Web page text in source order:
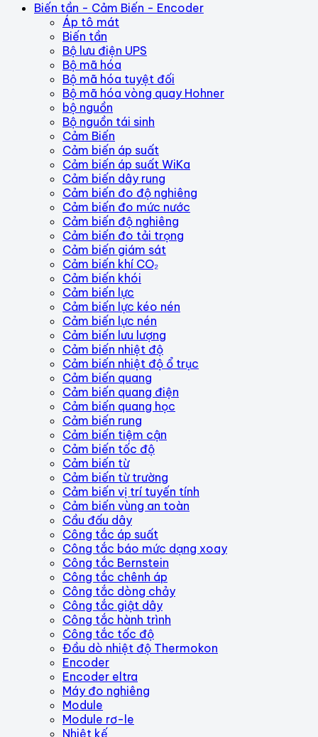
Biến tần - Cảm Biến - Encoder
Áp tô mát
Biến tần
Bộ lưu điện UPS
Bộ mã hóa
Bộ mã hóa tuyệt đối
Bộ mã hóa vòng quay Hohner
bộ nguồn
Bộ nguồn tái sinh
Cảm Biến
Cảm biến áp suất
Cảm biến áp suất WiKa
Cảm biến dây rung
Cảm biến đo độ nghiêng
Cảm biến đo mức nước
Cảm biến độ nghiêng
Cảm biến đo tải trọng
Cảm biến giám sát
Cảm biến khí CO₂
Cảm biến khói
Cảm biến lực
Cảm biến lực kéo nén
Cảm biến lực nén
Cảm biến lưu lượng
Cảm biến nhiệt độ
Cảm biến nhiệt độ ổ trục
Cảm biến quang
Cảm biến quang điện
Cảm biến quang học
Cảm biến rung
Cảm biến tiệm cận
Cảm biến tốc độ
Cảm biến từ
Cảm biến từ trường
Cảm biến vị trí tuyến tính
Cảm biến vùng an toàn
Cầu đấu dây
Công tắc áp suất
Công tắc báo mức dạng xoay
Công tắc Bernstein
Công tắc chênh áp
Công tắc dòng chảy
Công tắc giật dây
Công tắc hành trình
Công tắc tốc độ
Đầu dò nhiệt độ Thermokon
Encoder
Encoder eltra
Máy đo nghiêng
Module
Module rơ-le
Nhiệt kế